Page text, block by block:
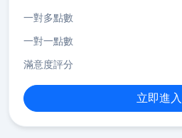
一對多點數
一對一點數
滿意度評分
立即進入